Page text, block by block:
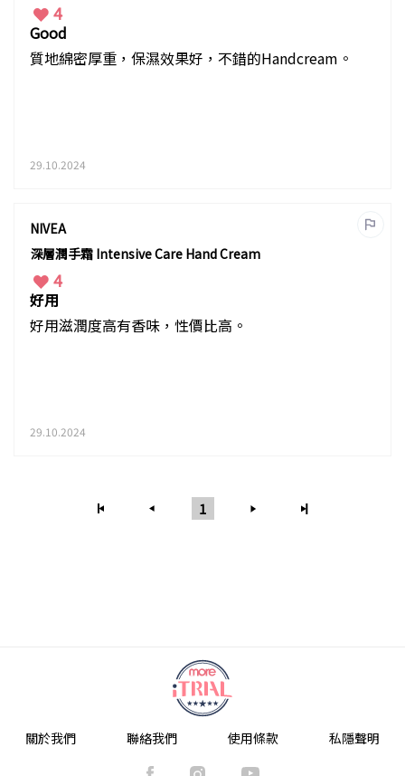
4
Good
質地綿密厚重，保濕效果好，不錯的Handcream。
29.10.2024
NIVEA
深層潤手霜 Intensive Care Hand Cream
4
好用
好用滋潤度高有香味，性價比高。
29.10.2024
1
關於我們 聯絡我們 使用條款 私隱聲明